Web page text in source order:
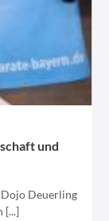
und
Dojo Deuerling
[...]